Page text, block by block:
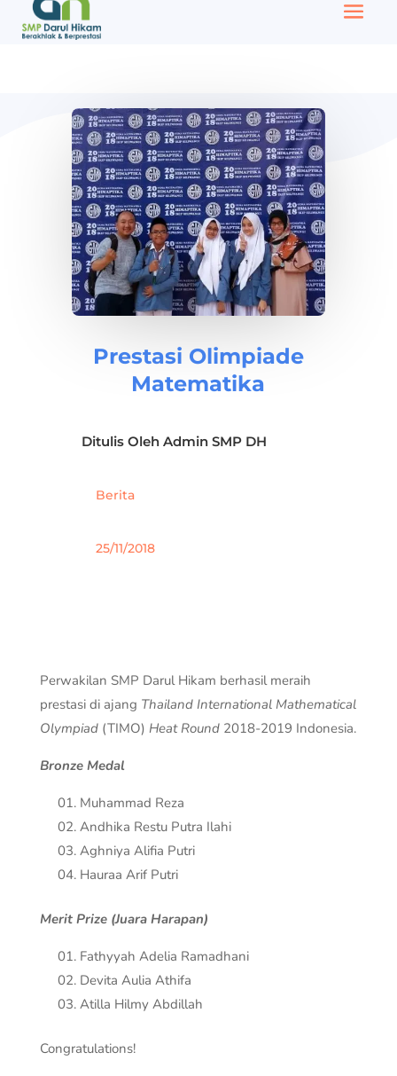
Prestasi Olimpiade
Matematika
Ditulis Oleh Admin SMP DH
Berita
25/11/2018
Perwakilan SMP Darul Hikam berhasil meraih
prestasi di ajang Thailand International Mathematical
Olympiad(TIMO) Heat Round2018-2019 Indonesia.
Bronze Medal
Muhammad Reza
Andhika Restu Putra Ilahi
Aghniya Alifia Putri
Hauraa Arif Putri
Merit Prize (Juara Harapan)
Fathyyah Adelia Ramadhani
Devita Aulia Athifa
Atilla Hilmy Abdillah
Congratulations!